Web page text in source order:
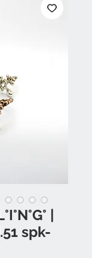
|
spk-